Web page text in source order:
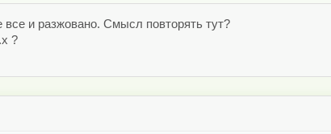
все и разжовано. Смысл повторять тут?
?